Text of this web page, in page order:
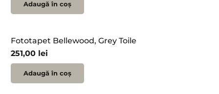
Adaugă în coș
Fototapet Bellewood, Grey Toile
251,00 lei
Adaugă în coș